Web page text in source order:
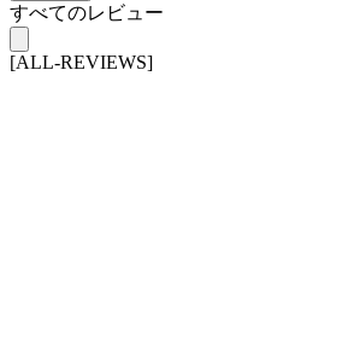
すべてのレビュー
[ALL-REVIEWS]